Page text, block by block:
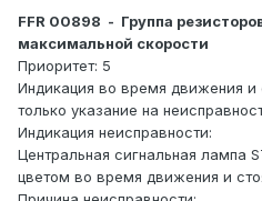
FFR 00898 - Группа
максимальной скорости
Приоритет: 5
Индикация во время движения и
только указание на
Индикация неисправности:
Центральная сигнальная лампа
цветом во время движения и